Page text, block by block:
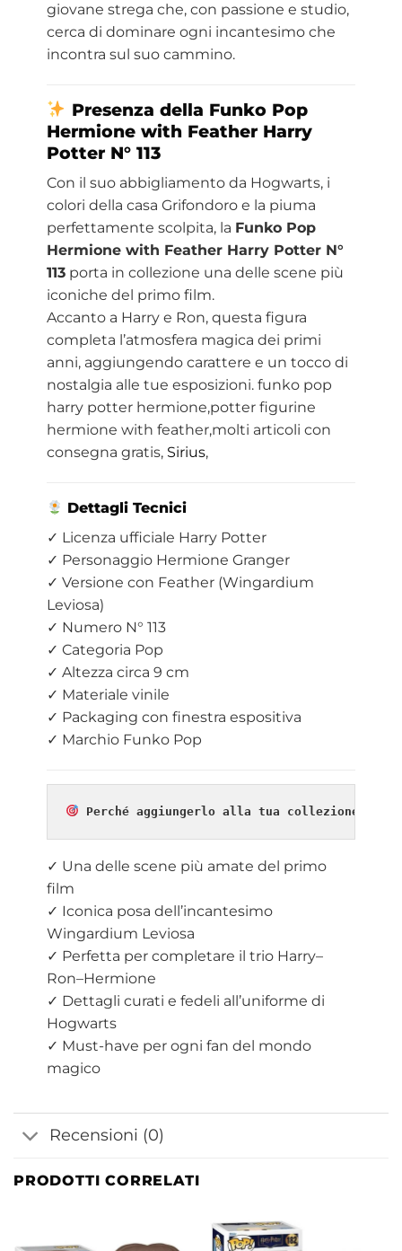
giovane strega che, con passione e studio,
cerca di dominare ogni incantesimo che
incontra sul suo cammino.
Presenza della Funko Pop
Hermione with Feather Harry
Potter N° 113
Con il suo abbigliamento da Hogwarts, i
colori della casa Grifondoro e la piuma
perfettamente scolpita, la Funko Pop
Hermione with Feather Harry Potter N°
113porta in collezione una delle scene più
iconiche del primo film.
Accanto a Harry e Ron, questa figura
completa l’atmosfera magica dei primi
anni, aggiungendo carattere e un tocco di
nostalgia alle tue esposizioni. funko pop
harry potter hermione,potter figurine
hermione with feather,molti articoli con
consegna gratis, Sirius,
Dettagli Tecnici
✓ Licenza ufficiale Harry Potter
✓ Personaggio Hermione Granger
✓ Versione con Feather (Wingardium
Leviosa)
✓ Numero N° 113
✓ Categoria Pop
✓ Altezza circa 9 cm
✓ Materiale vinile
✓ Packaging con finestra espositiva
✓ Marchio Funko Pop
Perché aggiungerlo alla tua collezione?
✓ Una delle scene più amate del primo
film
✓ Iconica posa dell’incantesimo
Wingardium Leviosa
✓ Perfetta per completare il trio Harry–
Ron–Hermione
✓ Dettagli curati e fedeli all’uniforme di
Hogwarts
✓ Must-have per ogni fan del mondo
magico
Recensioni (0)
PRODOTTI CORRELATI